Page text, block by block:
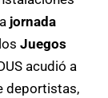
jornada
Juegos
acudió a
deportistas,